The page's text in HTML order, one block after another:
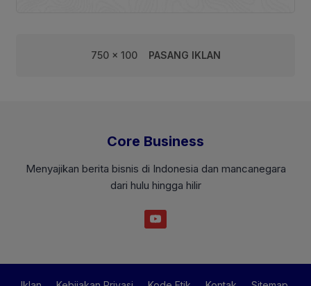
750 x 100 PASANG IKLAN
Core Business
Menyajikan berita bisnis di Indonesia dan mancanegara
dari hulu hingga hilir